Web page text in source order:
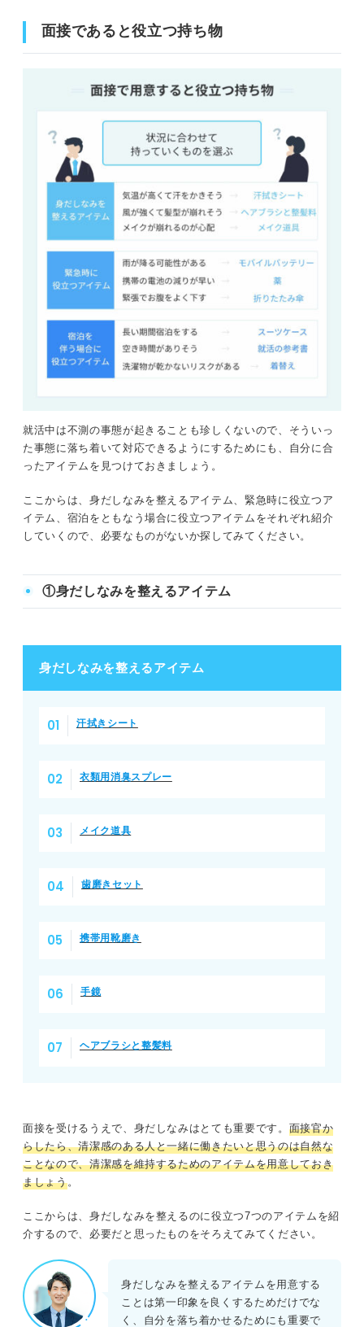
面接であると役立つ持ち物
就活中は不測の事態が起きることも珍しくないので、そういっ
た事態に落ち着いて対応できるようにするためにも、自分に合
ったアイテムを見つけておきましょう。
ここからは、身だしなみを整えるアイテム、緊急時に役立つア
イテム、宿泊をともなう場合に役立つアイテムをそれぞれ紹介
していくので、必要なものがないか探してみてください。
①身だしなみを整えるアイテム
身だしなみを整えるアイテム
汗拭きシート
衣類用消臭スプレー
メイク道具
歯磨きセット
携帯用靴磨き
手鏡
ヘアブラシと整髪料
面接を受けるうえで、身だしなみはとても重要です。 面接官か
らしたら、清潔感のある人と一緒に働きたいと思うのは自然な
ことなので、清潔感を維持するためのアイテムを用意しておき
ましょう。
ここからは、身だしなみを整えるのに役立つ7つのアイテムを紹
介するので、必要だと思ったものをそろえてみてください。
身だしなみを整えるアイテムを用意する
ことは第一印象を良くするためだけでな
く、自分を落ち着かせるためにも重要で